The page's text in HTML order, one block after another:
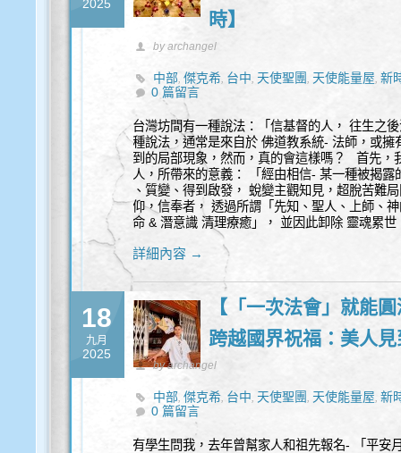
2025
時】
by archangel
中部,傑克希, 台中, 天使聖團, 天使能量屋,新
0 篇留言
台灣坊間有一種說法：「信基督的人， 往生之
種說法，通常是來自於 佛道教系統- 法師，或
到的局部現象，然而，真的會這樣嗎？ 首先，
人，所帶來的意義： 「經由相信- 某一種被揭露
、質變、得到啟發， 蛻變主觀知見，超脫苦難
仰，信奉者， 透過所謂「先知、聖人、上師、
命 & 潛意識 清理療癒」， 並因此卸除 靈魂累
詳細內容 →
18
九月
2025
【「一次法會」就能
跨越國界祝福：美人
by archangel
中部,傑克希, 台中, 天使聖團, 天使能量屋,新
0 篇留言
有學生問我，去年曾幫家人和祖先報名- 「平安